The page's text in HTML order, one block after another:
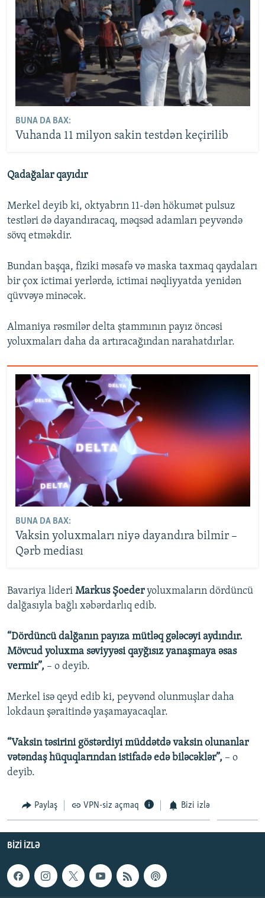
BUNA DA BAX:
Vuhanda 11 milyon sakin testdən keçirilib
Qadağalar qayıdır
Merkel deyib ki, oktyabrın 11-dən hökumət pulsuz
testləri də dayandıracaq, məqsəd adamları peyvəndə
sövq etməkdir.
Bundan başqa, fiziki məsafə və maska taxmaq qaydaları
bir çox ictimai yerlərdə, ictimai nəqliyyatda yenidən
qüvvəyə minəcək.
Almaniya rəsmilər delta ştammının payız öncəsi
yoluxmaları daha da artıracağından narahatdırlar.
BUNA DA BAX:
Vaksin yoluxmaları niyə dayandıra bilmir –
Qərb mediası
Bavariya lideri Markus Şoederyoluxmaların dördüncü
dalğasıyla bağlı xəbərdarlıq edib.
“Dördüncü dalğanın payıza mütləq gələcəyi aydındır.
Mövcud yoluxma səviyyəsi qayğısız yanaşmaya əsas
vermir”, – o deyib.
Merkel isə qeyd edib ki, peyvənd olunmuşlar daha
lokdaun şəraitində yaşamayacaqlar.
“Vaksin təsirini göstərdiyi müddətdə vaksin olunanlar
vətəndaş hüquqlarından istifadə edə biləcəklər”, – o
deyib.
Paylaş VPN-siz açmaq Bizi izlə
BIZI IZLƏ